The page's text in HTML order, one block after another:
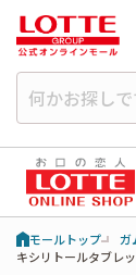
モールトップ ガ
キシリトールタブレ